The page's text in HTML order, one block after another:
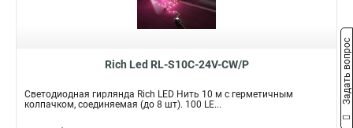
Rich Led RL-S10C-24V-CW/P
Светодиодная гирлянда Rich LED Нить 10 м с герметичным
колпачком, соединяемая (до 8 шт). 100 LE...
Задать вопрос